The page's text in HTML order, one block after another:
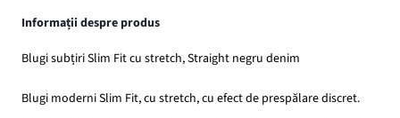
Informații despre produs
Blugi subțiri Slim Fit cu stretch, Straight negru denim
Blugi moderni Slim Fit, cu stretch, cu efect de prespălare discret.